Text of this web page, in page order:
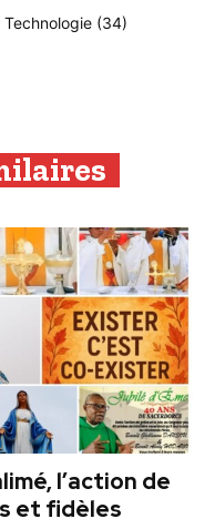
Technologie (34)
l’action de
et fidèles